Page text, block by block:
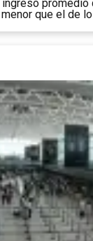
promedio
que el de